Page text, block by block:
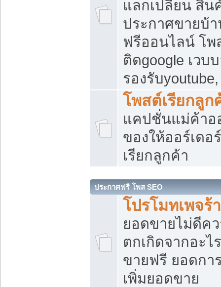
แลกเปลี่ยน สิน
ประกาศขายบ้
ฟรีออนไลน์ โพ
ติดgoogle เวบ
รองรับ
โพสต์เรียกลูก
แคปชั่นแม่ค้าอ
ของให้ออร์เดอ
เรียกลูกค้า
ประกาศฟรี โพส SEO
โปรโมทเพจร้
ยอดขายไม่ดีค
ตกเกิดจากอะไ
ขายฟรี ยอดกา
เพิ่มยอดขาย